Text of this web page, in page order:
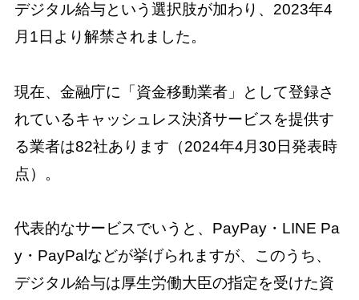
デジタル給与という選択肢が加わり、2023年4
月1日より解禁されました。
現在、金融庁に「資金移動業者」として登録さ
れているキャッシュレス決済サービスを提供す
る業者は82社あります（2024年4月30日発表時
点）。
代表的なサービスでいうと、PayPay・LINE Pa
y・PayPalなどが挙げられますが、このうち、
デジタル給与は厚生労働大臣の指定を受けた資